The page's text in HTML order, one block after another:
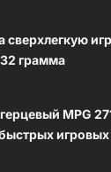
сверхлегкую
грамма
MPG
игровых